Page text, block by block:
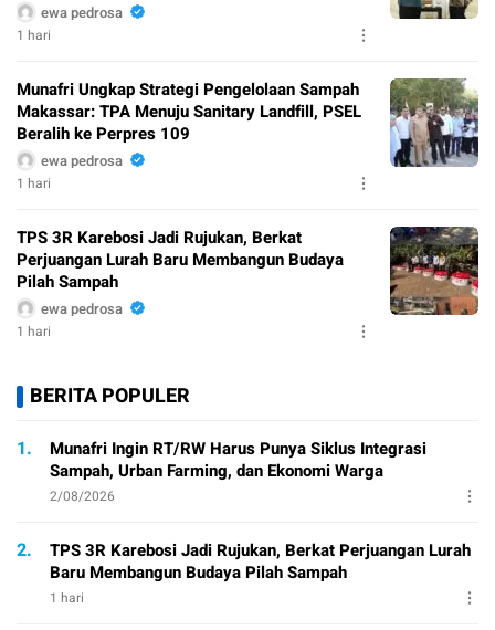
ewa pedrosa
1 hari
Munafri Ungkap Strategi Pengelolaan Sampah
Makassar: TPA Menuju Sanitary Landfill, PSEL
Beralih ke Perpres 109
ewa pedrosa
1 hari
TPS 3R Karebosi Jadi Rujukan, Berkat
Perjuangan Lurah Baru Membangun Budaya
Pilah Sampah
ewa pedrosa
1 hari
BERITA POPULER
1.
Munafri Ingin RT/RW Harus Punya Siklus Integrasi
Sampah, Urban Farming, dan Ekonomi Warga
2/08/2026
2.
TPS 3R Karebosi Jadi Rujukan, Berkat Perjuangan Lurah
Baru Membangun Budaya Pilah Sampah
1 hari